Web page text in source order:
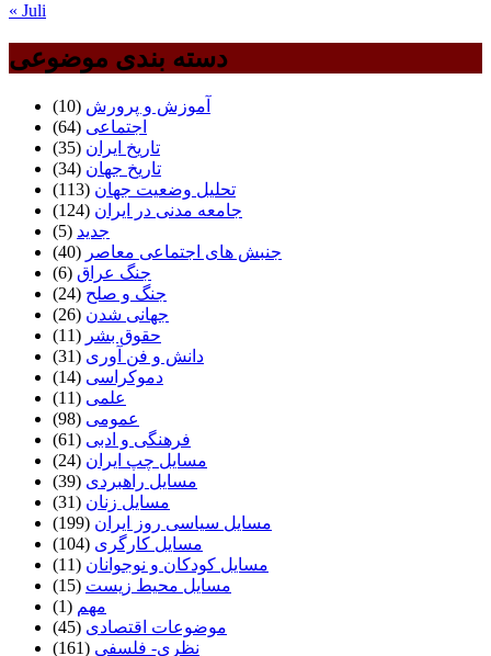
« Juli
دسته بندی موضوعی
آموزش و پرورش (10)
اجتماعی (64)
تاریخ ایران (35)
تاریخ جهان (34)
تحلیل وضعیت جهان (113)
جامعه مدنی در ایران (124)
جدید (5)
جنبش های اجتماعی معاصر (40)
جنگ عراق (6)
جنگ و صلح (24)
جهانی شدن (26)
حقوق بشر (11)
دانش و فن آوری (31)
دموکراسی (14)
علمی (11)
عمومی (98)
فرهنگی و ادبی (61)
مسایل چپ ایران (24)
مسایل راهبردی (39)
مسایل زنان (31)
مسایل سیاسی روز ایران (199)
مسایل کارگری (104)
مسایل کودکان و نوجوانان (11)
مسایل محیط زیست (15)
مهم (1)
موضوعات اقتصادی (45)
نظری- فلسفی (161)